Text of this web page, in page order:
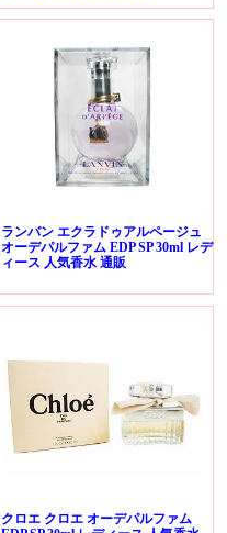
ランバン エクラドゥアルページュ
オーデパルファム EDP SP 30ml レデ
ィース 人気香水 通販
クロエ クロエ オーデパルファム